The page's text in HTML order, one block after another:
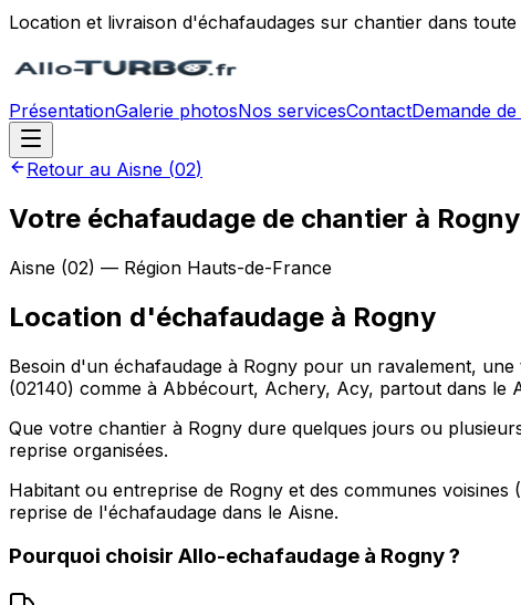
Location et livraison d'échafaudages sur chantier dans
PrésentationGalerie photosNos servicesContactDemande
Retour au Aisne (02)
Votre échafaudage de chantier à
Aisne (02) — Région Hauts-de-France
Location d'échafaudage à Rogny
Besoin d'un échafaudage à Rogny pour un ravalement,
(02140) comme à Abbécourt, Achery, Acy, partout dans le
Que votre chantier à Rogny dure quelques jours ou
reprise organisées.
Habitant ou entreprise de Rogny et des communes
reprise de l'échafaudage dans le Aisne.
Pourquoi choisir Allo-echafaudage à Rogny?